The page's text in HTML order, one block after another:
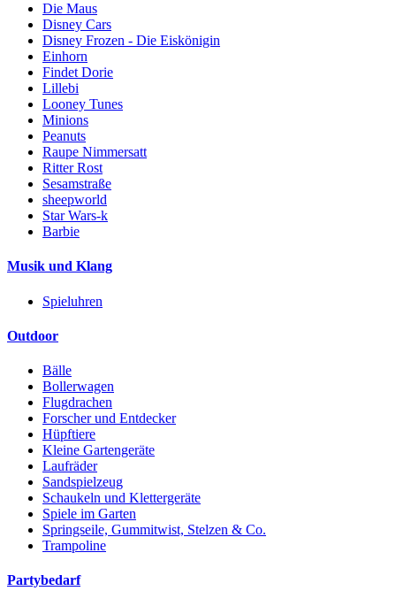
Die Maus
Disney Cars
Disney Frozen - Die Eiskönigin
Einhorn
Findet Dorie
Lillebi
Looney Tunes
Minions
Peanuts
Raupe Nimmersatt
Ritter Rost
Sesamstraße
sheepworld
Star Wars-k
Barbie
Musik und Klang
Spieluhren
Outdoor
Bälle
Bollerwagen
Flugdrachen
Forscher und Entdecker
Hüpftiere
Kleine Gartengeräte
Laufräder
Sandspielzeug
Schaukeln und Klettergeräte
Spiele im Garten
Springseile, Gummitwist, Stelzen & Co.
Trampoline
Partybedarf